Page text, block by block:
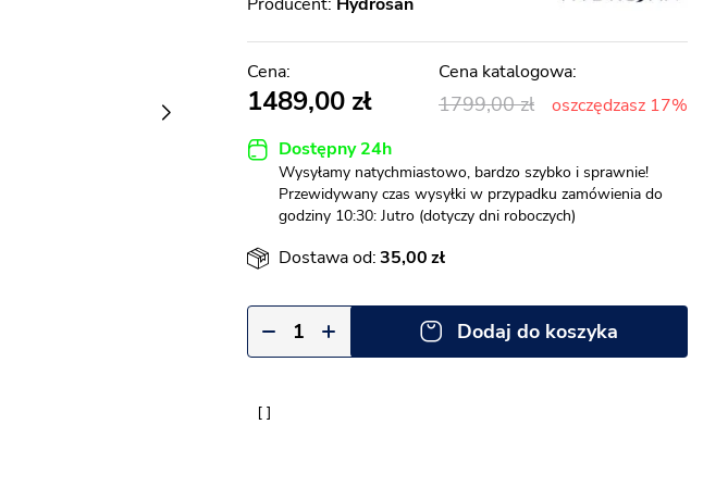
1489,00 1799,00
oszczędzasz 17%
Dostępny 24h
Wysyłamy natychmiastowo, bardzo szybko i sprawnie!
Przewidywany czas wysyłki w przypadku zamówienia do
godziny 10:30: Jutro (dotyczy dni roboczych)
Dostawa od:35,00
Dodaj do koszyka